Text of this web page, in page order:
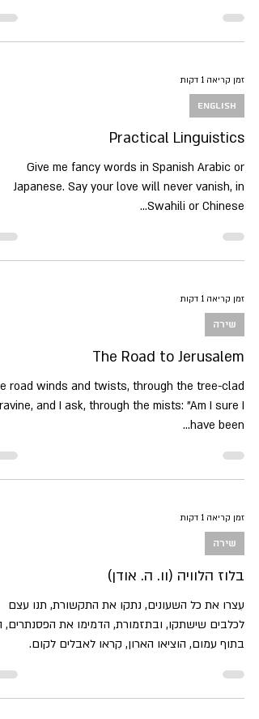
זמן קריאה 1 דקות
English
Practical Linguistics
Give me fancy words in Spanish Arabic or
Japanese. Say your love will never vanish, in
Swahili or Chinese...
זמן קריאה 1 דקות
שירה
The Road to Jerusalem
road winds and twists, through the tree-clad
ravine, and I ask, through the mists: "Am I sure I
have been...
זמן קריאה 1 דקות
שירה
בלוז הלוויה (וו. ה. אודן)
עִצרו את כל השעונים, נתקו את התקשורת, תנו עצם
לכלבים שישתקו, ובתזמורת, הדמימו את הפסנתרים,
בתוף עמום, הוציאו הארון, קִראו לאבלים לקום.